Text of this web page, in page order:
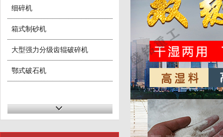
细碎机
箱式制砂机
大型强力分级齿辊破碎机
鄂式破石机